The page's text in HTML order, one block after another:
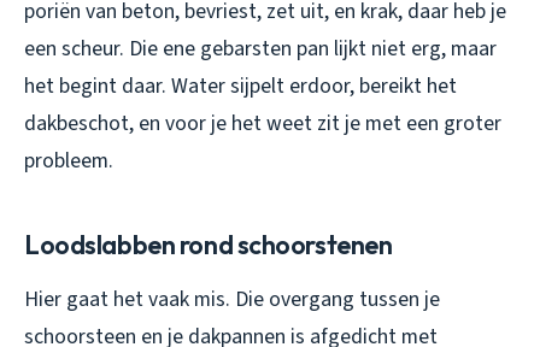
poriën van beton, bevriest, zet uit, en krak, daar heb je
een scheur. Die ene gebarsten pan lijkt niet erg, maar
het begint daar. Water sijpelt erdoor, bereikt het
dakbeschot, en voor je het weet zit je met een groter
probleem.
Loodslabben rond schoorstenen
Hier gaat het vaak mis. Die overgang tussen je
schoorsteen en je dakpannen is afgedicht met